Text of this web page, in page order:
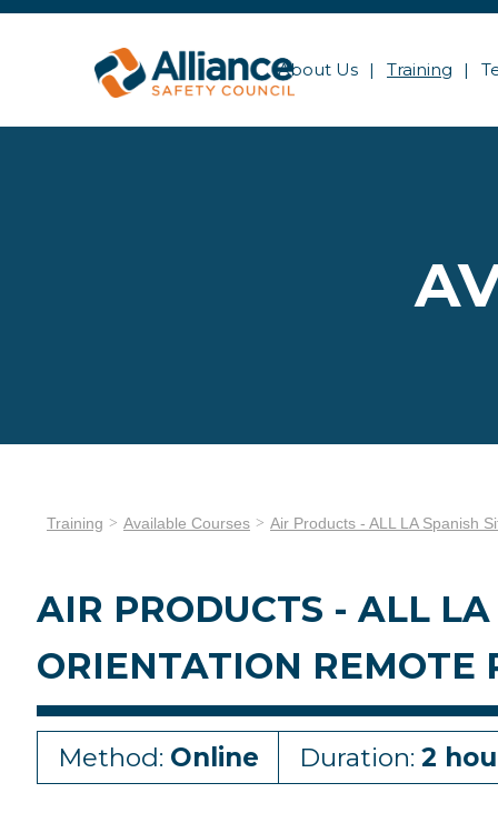
About Us Training
Training Available Courses Air Products - ALL LA Spanish
AIR PRODUCTS - ALL
ORIENTATION REMOTE
Method: Online Duration: 2